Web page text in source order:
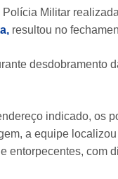
Militar
resultou no
desdobramento
indicado, os
a equipe
entorpecentes, com